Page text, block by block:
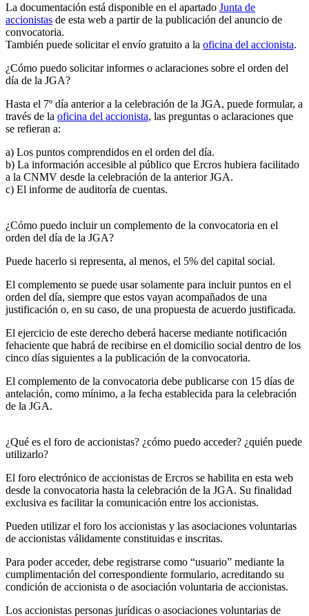
La documentación está disponible en el apartado Junta de
accionistas de esta web a partir de la publicación del anuncio de
convocatoria.
También puede solicitar el envío gratuito a la oficina del accionista.
¿Cómo puedo solicitar informes o aclaraciones sobre el orden del
día de la JGA?
Hasta el 7º día anterior a la celebración de la JGA, puede formular, a
través de la oficina del accionista, las preguntas o aclaraciones que
se refieran a:
a) Los puntos comprendidos en el orden del día.
b) La información accesible al público que Ercros hubiera facilitado
a la CNMV desde la celebración de la anterior JGA.
c) El informe de auditoría de cuentas.
¿Cómo puedo incluir un complemento de la convocatoria en el
orden del día de la JGA?
Puede hacerlo si representa, al menos, el 5% del capital social.
El complemento se puede usar solamente para incluir puntos en el
orden del día, siempre que estos vayan acompañados de una
justificación o, en su caso, de una propuesta de acuerdo justificada.
El ejercicio de este derecho deberá hacerse mediante notificación
fehaciente que habrá de recibirse en el domicilio social dentro de los
cinco días siguientes a la publicación de la convocatoria.
El complemento de la convocatoria debe publicarse con 15 días de
antelación, como mínimo, a la fecha establecida para la celebración
de la JGA.
¿Qué es el foro de accionistas? ¿cómo puedo acceder? ¿quién puede
utilizarlo?
El foro electrónico de accionistas de Ercros se habilita en esta web
desde la convocatoria hasta la celebración de la JGA. Su finalidad
exclusiva es facilitar la comunicación entre los accionistas.
Pueden utilizar el foro los accionistas y las asociaciones voluntarias
de accionistas válidamente constituidas e inscritas.
Para poder acceder, debe registrarse como “usuario” mediante la
cumplimentación del correspondiente formulario, acreditando su
condición de accionista o de asociación voluntaria de accionistas.
Los accionistas personas jurídicas o asociaciones voluntarias de